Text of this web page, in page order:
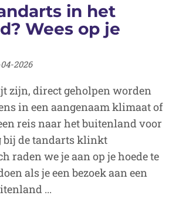
in het
Wees op je
04-2026
zijn, direct geholpen worden
in een aangenaam klimaat of
reis naar het buitenland voor
bij de tandarts klinkt
raden we je aan op je hoede te
als je een bezoek aan een
...